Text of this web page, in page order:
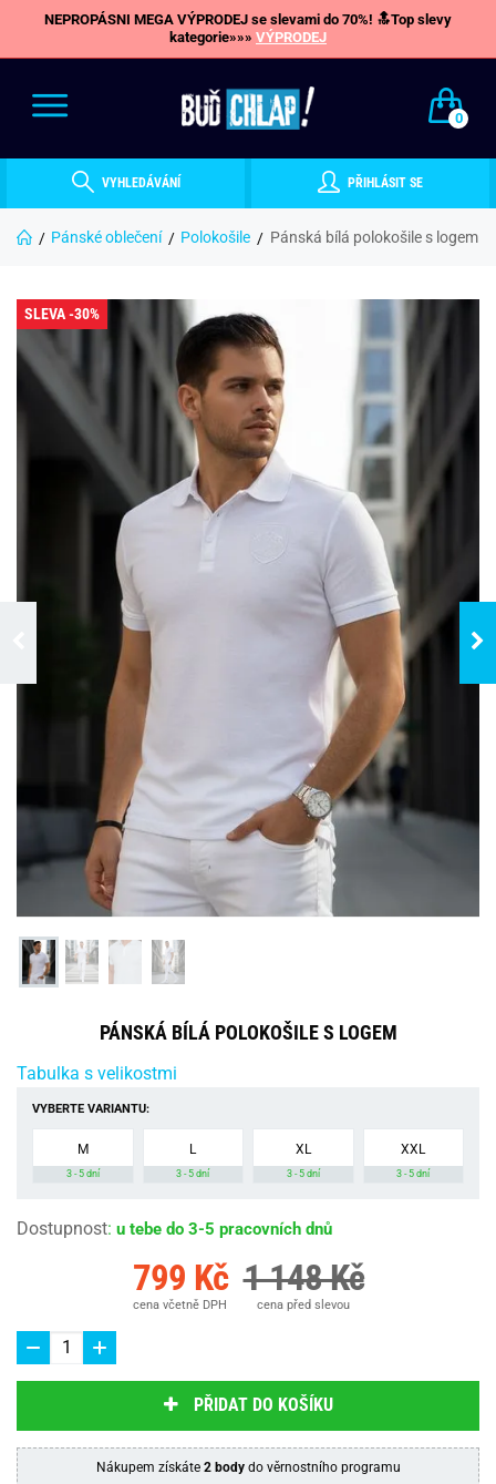
NEPROPÁSNI MEGA VÝPRODEJ se slevami do 70%! 🔝Top slevy
kategorie»»» VÝPRODEJ
0
VYHLEDÁVÁNÍ PŘIHLÁSIT SE
Pánské oblečení Polokošile Pánská bílá polokošile s logem
SLEVA -30%
PÁNSKÁ BÍLÁ POLOKOŠILE S LOGEM
Tabulka s velikostmi
VYBERTE VARIANTU:
M
3 - 5 dní
L
3 - 5 dní
XL
3 - 5 dní
XXL
3 - 5 dní
Dostupnost: u tebe do 3-5 pracovních dnů
799 Kč
cena včetně DPH
1 148 Kč
cena před slevou
PŘIDAT DO KOŠÍKU
Nákupem získáte 2 bodydo věrnostního programu